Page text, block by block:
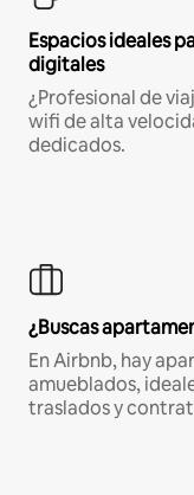
Espacios ideales
digitales
¿Profesional de
wifi de alta
dedicados.
¿Buscas
En Airbnb, hay
amueblados,
traslados y